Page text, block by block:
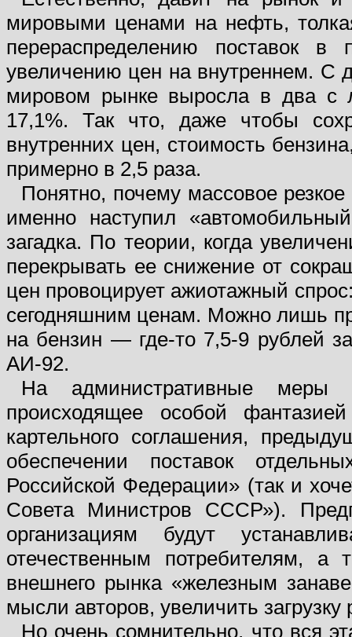
мировыми ценами на нефть,
перераспределению поставок
увеличению цен на внутреннем. С
мировом рынке выросла в два с
17,1%. Так что, даже чтобы
внутренних цен, стоимость
примерно в 2,5 раза.
Понятно, почему массовое
именно наступил
загадка. По теории, когда
перекрывать ее снижение от
цен провоцирует ажиотажный
сегодняшним ценам. Можно лишь
на бензин — где-то 7,5-9 рублей
АИ-92.
На административные
происходящее особой
картельного соглашения,
обеспечении поставок
Российской Федерации» (так и
Совета Министров СССР»).
организациям будут
отечественным потребителям, а
внешнего рынка «железным
мысли авторов, увеличить
Но очень сомнительно, что вся